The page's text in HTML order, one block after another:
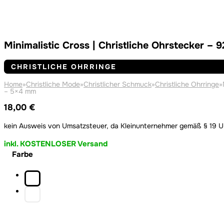
Minimalistic Cross | Christliche Ohrstecker –
CHRISTLICHE OHRRINGE
Home»Christliche Mode»Christlicher Schmuck»Christliche Ohrringe»
– 5×4 mm
18,00 €
kein Ausweis von Umsatzsteuer, da Kleinunternehmer gemäß § 19
inkl. KOSTENLOSER Versand
Farbe